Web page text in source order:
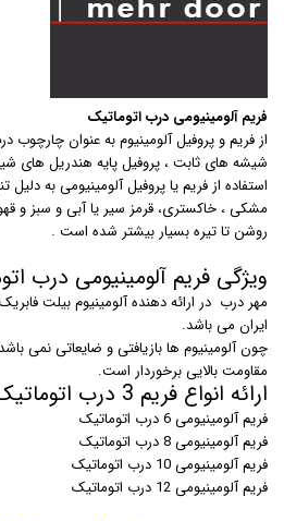
فریم آلومینیومی درب اتوماتیک
از فریم و پروفیل آلومینیوم به عنوان
شیشه های ثابت ، پروفیل پایه هندریل های
استفاده از فریم یا پروفیل آلومینیومی به
مشکی ، خاکستری، قرمز سیر یا آبی و سبز و
روشن تا تیره بسیار بیشتر شده است .
ویژگی فریم آلومینیومی درب
ایران می باشد.
چون آلومینیوم ها بازیافتی و ضایعاتی نمی
مقاومت بالایی برخوردار است.
ارائه انواع فریم 3 درب اتوماتیک
فریم آلومینیومی 6 درب اتوماتیک
فریم آلومینیومی 8 درب اتوماتیک
فریم آلومینیومی 10 درب اتوماتیک
فریم آلومینیومی 12 درب اتوماتیک